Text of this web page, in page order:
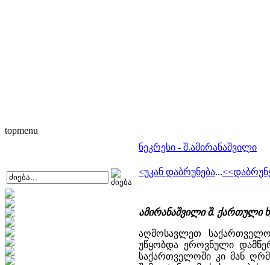
topmenu
ნეკრესი - შ.ამირანაშვილი
<უკან დაბრუნება...
ამირანაშვილი შ. ქართული
აღმოსავლეთ
უწყობდა ეროვნული
საქართველოში კი მან